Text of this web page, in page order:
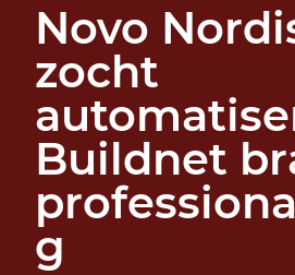
Novo
zocht
Buildnet
g